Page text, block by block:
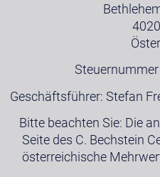
Geschäftsführer: Stefan
Bitte beachten Sie: Die
Seite des C. Bechstein
österreichische